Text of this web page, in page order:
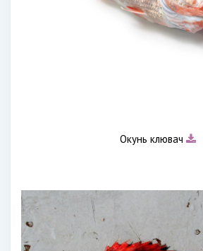
Окунь клювач